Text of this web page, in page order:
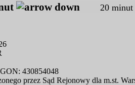
20 minut
430854048
przez Sąd Rejonowy dla m.st.